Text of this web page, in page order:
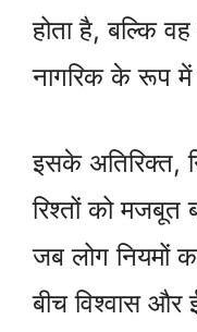
होता है, बल्कि
नागरिक के रूप में
इसके अतिरिक्त,
रिश्तों को मजबूत
जब लोग नियमों
बीच विश्वास और